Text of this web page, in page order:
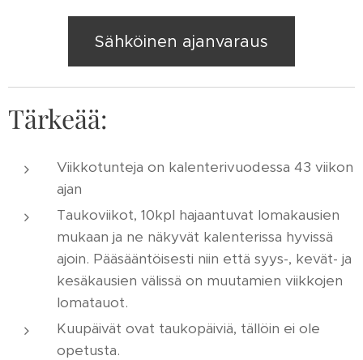
Sähköinen ajanvaraus
Tärkeää:
Viikkotunteja on kalenterivuodessa 43 viikon
ajan
Taukoviikot, 10kpl hajaantuvat lomakausien
mukaan ja ne näkyvät kalenterissa hyvissä
ajoin. Pääsääntöisesti niin että syys-, kevät- ja
kesäkausien välissä on muutamien viikkojen
lomatauot.
Kuupäivät ovat taukopäiviä, tällöin ei ole
opetusta.